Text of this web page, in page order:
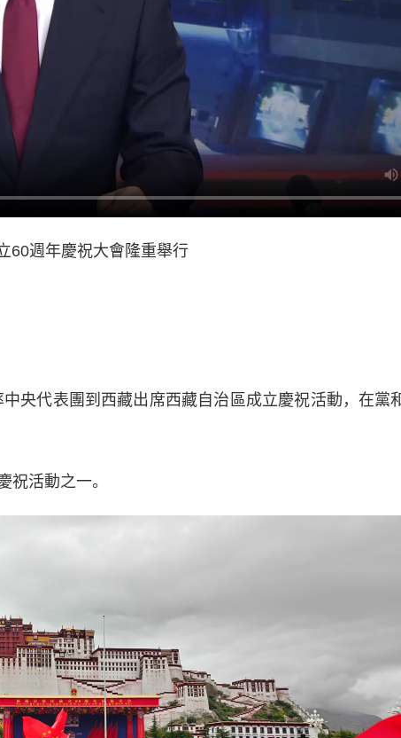
60週年慶祝大會隆重舉行
代表團到西藏出席西藏自治區成立慶祝活動，在黨
活動之一。